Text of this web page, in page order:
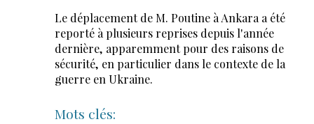
Le déplacement de M. Poutine à Ankara a été
reporté à plusieurs reprises depuis l'année
dernière, apparemment pour des raisons de
sécurité, en particulier dans le contexte de la
guerre en Ukraine.
Mots clés: